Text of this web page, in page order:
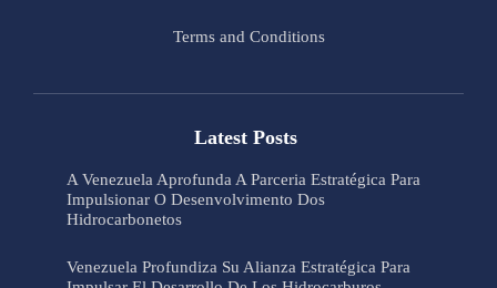
Terms and Conditions
Latest Posts
A Venezuela Aprofunda A Parceria Estratégica Para
Impulsionar O Desenvolvimento Dos
Hidrocarbonetos
Venezuela Profundiza Su Alianza Estratégica Para